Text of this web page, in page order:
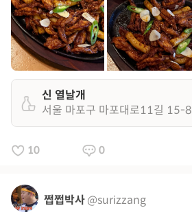
신 열날개
서울 마포구 마포대로11길 15-8
10 0
쩝쩝박사@surizzang